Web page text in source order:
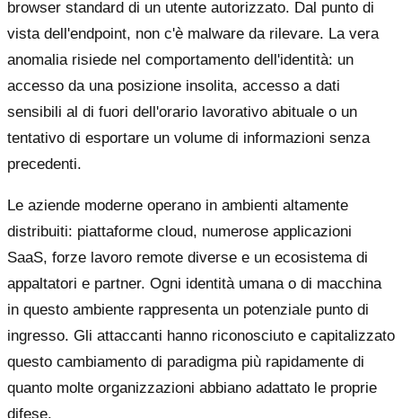
browser standard di un utente autorizzato. Dal punto di
vista dell'endpoint, non c'è malware da rilevare. La vera
anomalia risiede nel comportamento dell'identità: un
accesso da una posizione insolita, accesso a dati
sensibili al di fuori dell'orario lavorativo abituale o un
tentativo di esportare un volume di informazioni senza
precedenti.
Le aziende moderne operano in ambienti altamente
distribuiti: piattaforme cloud, numerose applicazioni
SaaS, forze lavoro remote diverse e un ecosistema di
appaltatori e partner. Ogni identità umana o di macchina
in questo ambiente rappresenta un potenziale punto di
ingresso. Gli attaccanti hanno riconosciuto e capitalizzato
questo cambiamento di paradigma più rapidamente di
quanto molte organizzazioni abbiano adattato le proprie
difese.